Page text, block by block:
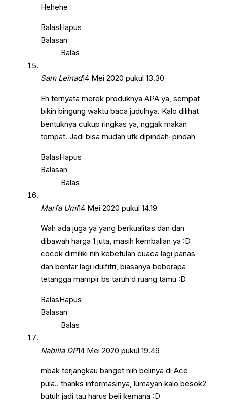
Hehehe
BalasHapus
Balasan
Balas
Sam Leinad14 Mei 2020 pukul 13.30
Eh ternyata merek produknya APA ya, sempat
bikin bingung waktu baca judulnya. Kalo dilihat
bentuknya cukup ringkas ya, nggak makan
tempat. Jadi bisa mudah utk dipindah-pindah
BalasHapus
Balasan
Balas
Marfa Umi14 Mei 2020 pukul 14.19
Wah ada juga ya yang berkualitas dan dan
dibawah harga 1 juta, masih kembalian ya :D
cocok dimiliki nih kebetulan cuaca lagi panas
dan bentar lagi idulfitri, biasanya beberapa
tetangga mampir bs taruh d ruang tamu :D
BalasHapus
Balasan
Balas
Nabilla DP14 Mei 2020 pukul 19.49
mbak terjangkau banget niih belinya di Ace
pula.. thanks informasinya, lumayan kalo besok2
butuh jadi tau harus beli kemana :D